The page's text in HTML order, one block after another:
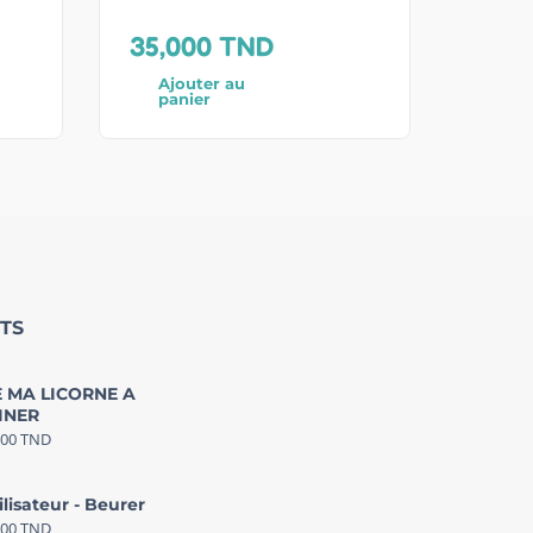
35,000 TND
Ajouter au
panier
MA LICORNE A
TND
- Beurer
TND